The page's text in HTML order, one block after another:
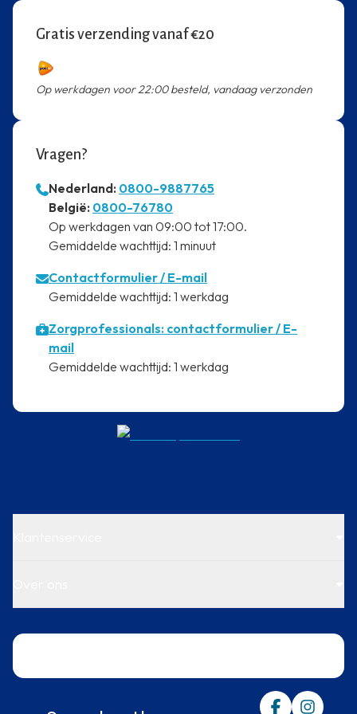
Gratis verzending vanaf €20
Op werkdagen voor 22:00 besteld, vandaag verzonden
Vragen?
Nederland: 0800-9887765
⁠België: 0800-76780
⁠Op werkdagen van 09:00 tot 17:00.
⁠Gemiddelde wachttijd: 1 minuut
Contactformulier/ E-mail
⁠Gemiddelde wachttijd: 1 werkdag
Zorgprofessionals: contactformulier / E-
mail
⁠Gemiddelde wachttijd: 1 werkdag